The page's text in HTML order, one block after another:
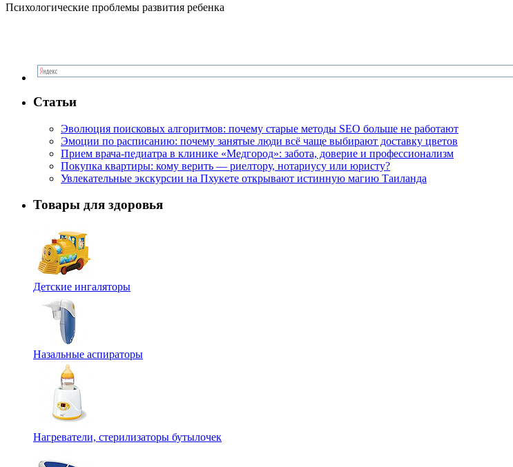
Психологические проблемы развития ребенка
Статьи
Эволюция поисковых алгоритмов: почему старые методы SEO больше не работают
Эмоции по расписанию: почему занятые люди всё чаще выбирают доставку цветов
Прием врача-педиатра в клинике «Медгород»: забота, доверие и профессионализм
Покупка квартиры: кому верить — риелтору, нотариусу или юристу?
Увлекательные экскурсии на Пхукете открывают истинную магию Таиланда
Товары для здоровья
Детские ингаляторы
Назальные аспираторы
Нагреватели, стерилизаторы бутылочек